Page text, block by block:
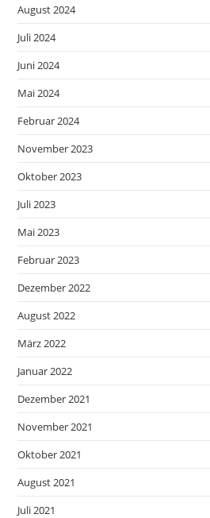
August 2024
Juli 2024
Juni 2024
Mai 2024
Februar 2024
November 2023
Oktober 2023
Juli 2023
Mai 2023
Februar 2023
Dezember 2022
August 2022
März 2022
Januar 2022
Dezember 2021
November 2021
Oktober 2021
August 2021
Juli 2021